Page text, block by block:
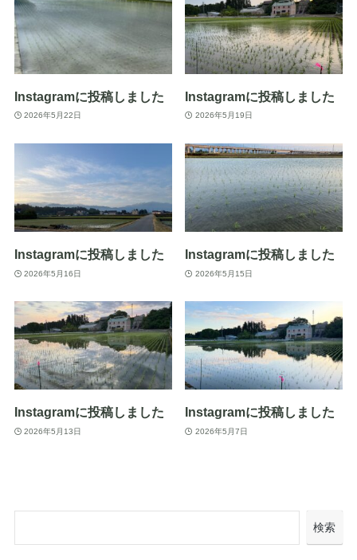
Instagramに投稿しました
2026年5月22日
Instagramに投稿しました
2026年5月19日
Instagramに投稿しました
2026年5月16日
Instagramに投稿しました
2026年5月15日
Instagramに投稿しました
2026年5月13日
Instagramに投稿しました
2026年5月7日
検索